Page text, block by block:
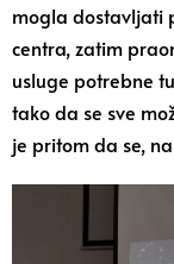
mogla dostavljati
centra, zatim
usluge potrebne
tako da se sve
je pritom da se,